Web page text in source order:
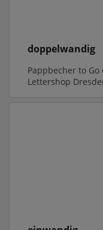
doppelwandig
Pappbecher to
Lettershop